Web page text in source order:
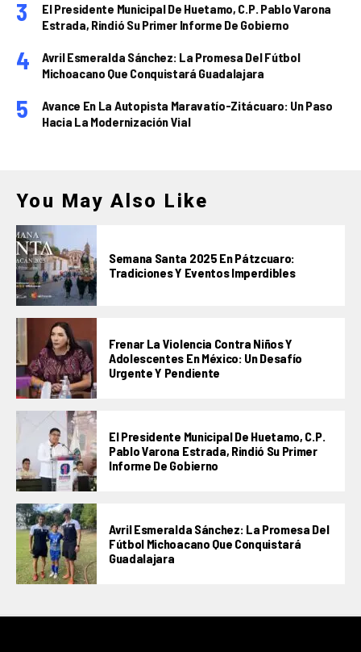
El Presidente Municipal De Huetamo, C.P. Pablo Varona
Estrada, Rindió Su Primer Informe De Gobierno
Avril Esmeralda Sánchez: La Promesa Del Fútbol
Michoacano Que Conquistará Guadalajara
Avance En La Autopista Maravatío-Zitácuaro: Un Paso
Hacia La Modernización Vial
You May Also Like
Semana Santa 2025 En Pátzcuaro:
Tradiciones Y Eventos Imperdibles
Frenar La Violencia Contra Niños Y
Adolescentes En México: Un Desafío
Urgente Y Pendiente
El Presidente Municipal De Huetamo, C.P.
Pablo Varona Estrada, Rindió Su Primer
Informe De Gobierno
Avril Esmeralda Sánchez: La Promesa Del
Fútbol Michoacano Que Conquistará
Guadalajara